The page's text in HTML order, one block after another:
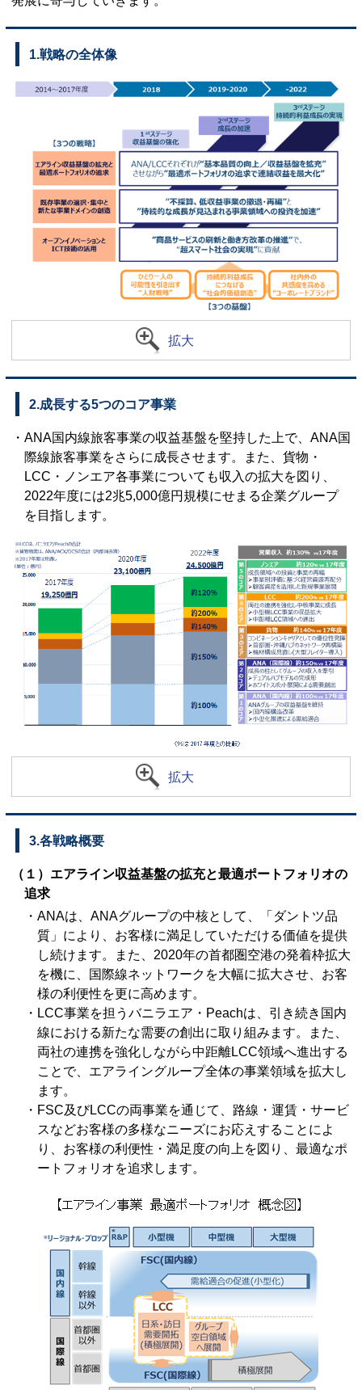
1.戦略の全体像
拡大
2.成長する5つのコア事業
・ANA国内線旅客事業の収益基盤を堅持した上で、ANA国
際線旅客事業をさらに成長させます。また、貨物・
LCC・ノンエア各事業についても収入の拡大を図り、
2022年度には2兆5,000億円規模にせまる企業グループ
を目指します。
拡大
3.各戦略概要
（１）エアライン収益基盤の拡充と最適ポートフォリオの
追求
・ANAは、ANAグループの中核として、「ダントツ品
質」により、お客様に満足していただける価値を提供
し続けます。また、2020年の首都圏空港の発着枠拡大
を機に、国際線ネットワークを大幅に拡大させ、お客
様の利便性を更に高めます。
・LCC事業を担うバニラエア・Peachは、引き続き国内
線における新たな需要の創出に取り組みます。また、
両社の連携を強化しながら中距離LCC領域へ進出する
ことで、エアライングループ全体の事業領域を拡大し
ます。
・FSC及びLCCの両事業を通じて、路線・運賃・サービ
スなどお客様の多様なニーズにお応えすることによ
り、お客様の利便性・満足度の向上を図り、最適なポ
ートフォリオを追求します。